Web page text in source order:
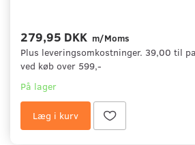
279,95 DKK m/Moms
Plus leveringsomkostninger. 39,00 til
ved køb over 599,-
På lager
Læg i kurv